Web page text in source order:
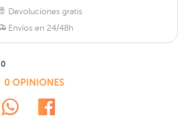
Devoluciones gratis
Envíos en 24/48h
0
0 OPINIONES